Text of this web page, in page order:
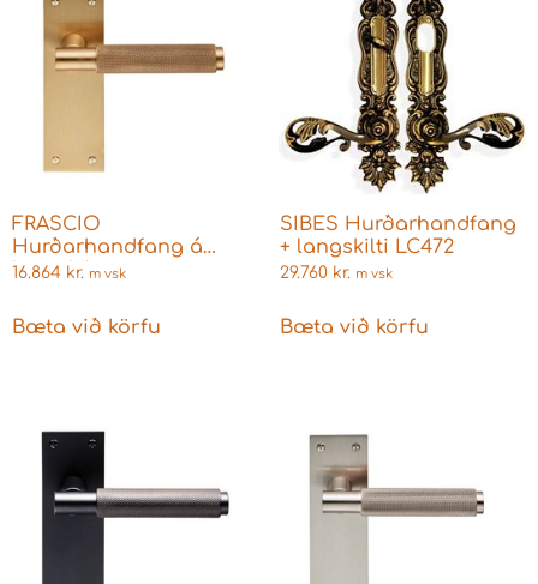
FRASCIO
Hurðarhandfang á
langskilti matt messing
skegglykil VARESE
16.864 kr. m vsk
Bæta við körfu
SIBES Hurðarhandfang
+ langskilti LC472
29.760 kr. m vsk
Bæta við körfu